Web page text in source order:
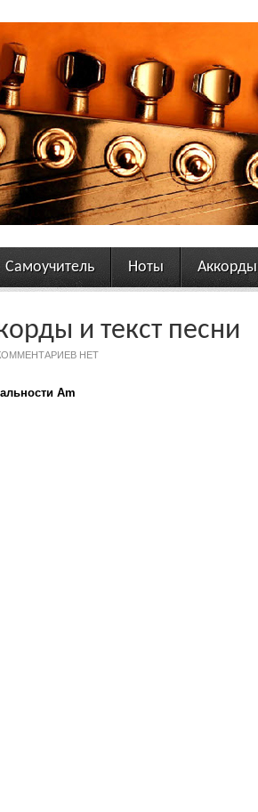
Самоучитель Ноты Аккорды
и текст песни
НЕТ
Am